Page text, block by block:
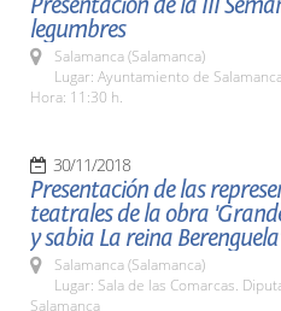
legumbres
Salamanca (Salamanca)
Lugar: Ayuntamiento de
Hora: 11:30 h.
30/11/2018
Presentación de las
teatrales de la obra
y sabia La reina Berenguela'
Salamanca (Salamanca)
Lugar: Sala de las Comarcas.
Salamanca